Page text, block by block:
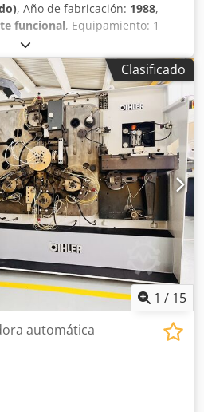
, Año de fabricación: 1988,
funcional, Equipamiento: 1
Djdpfetmty Nsx Ahujck 1
unidades de carro estrecho 1
Rango de grosor del
de banda: máx. 40 mm
240 mm Producción: máx.
Clasificado
1 / 15
automática